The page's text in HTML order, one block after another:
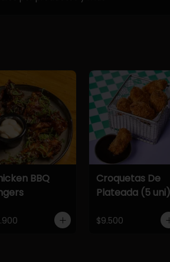
BBQ
Croquetas De
Plateada (5 uni)
$9.500